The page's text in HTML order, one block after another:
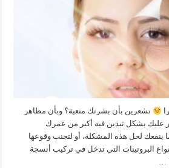
تشعرين بأن بشرتك متعبة؟ وبأن مظاهر
عليك بشكل تبدين فيه أكبر من عمرك
ينفعك لحل هذه المشكلة، أو لتجنب وقوعها
البروتينات التي تدخل في تركيب أنسجة
…